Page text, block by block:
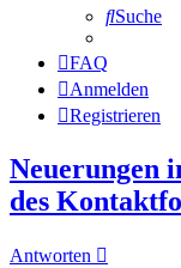
Suche
FAQ
Anmelden
Registrieren
Neuerungen
des
Antworten